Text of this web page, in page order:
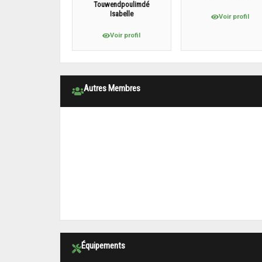
Touwendpoulimdé
Isabelle
Voir profil
Voir profil
Autres Membres
Équipements